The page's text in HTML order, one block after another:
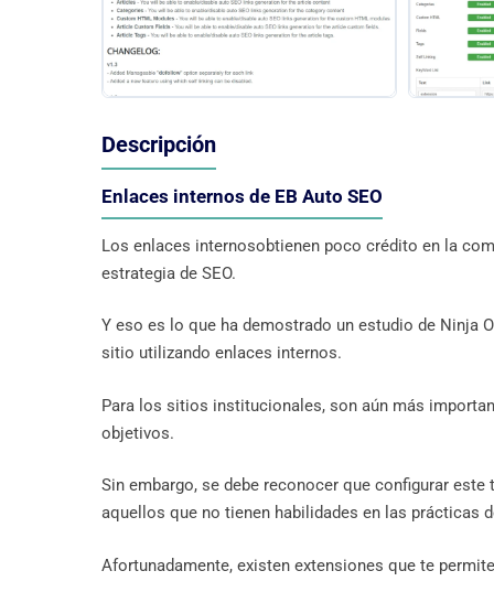
Descripción
Enlaces internos de EB Auto SEO
Los enlaces internosobtienen poco crédito en la
estrategia de SEO.
Y eso es lo que ha demostrado un estudio de Ninja
sitio utilizando enlaces internos.
Para los sitios institucionales, son aún más
objetivos.
Sin embargo, se debe reconocer que configurar
aquellos que no tienen habilidades en las prácticas
Afortunadamente, existen extensiones que te